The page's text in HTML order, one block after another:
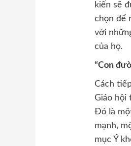
kiến ​​sẽ
chọn để
với
của họ.
“Con
Cách
Giáo hội
Đó là
mạnh,
mục Ý